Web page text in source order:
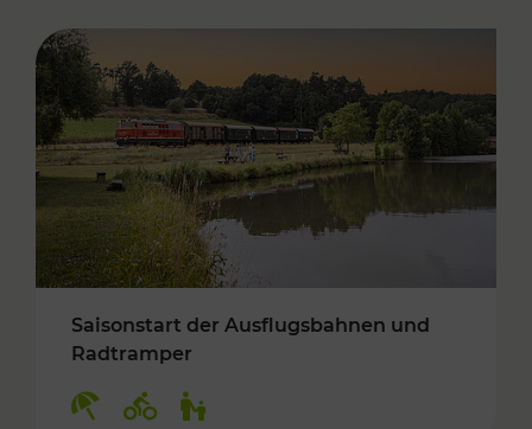
Saisonstart der Ausflugsbahnen und
Radtramper